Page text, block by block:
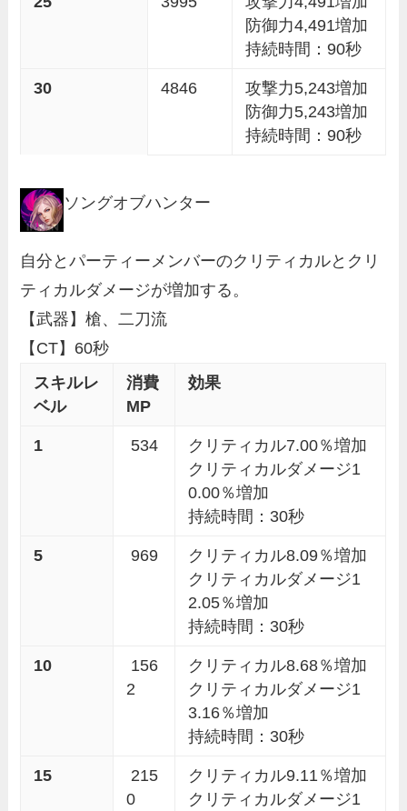
防御力4,491増加
持続時間：90秒
30 4846
攻撃力5,243増加
防御力5,243増加
持続時間：90秒
ソングオブハンター
自分とパーティーメンバーのクリティカルとクリ
ティカルダメージが増加する。
【武器】槍、二刀流
【CT】60秒
スキルレ
ベル
消費
MP
効果
1 534
クリティカル7.00％増加
クリティカルダメージ1
0.00％増加
持続時間：30秒
5 969
クリティカル8.09％増加
クリティカルダメージ1
2.05％増加
持続時間：30秒
10
156
2
クリティカル8.68％増加
クリティカルダメージ1
3.16％増加
持続時間：30秒
15
215
0
クリティカル9.11％増加
クリティカルダメージ1